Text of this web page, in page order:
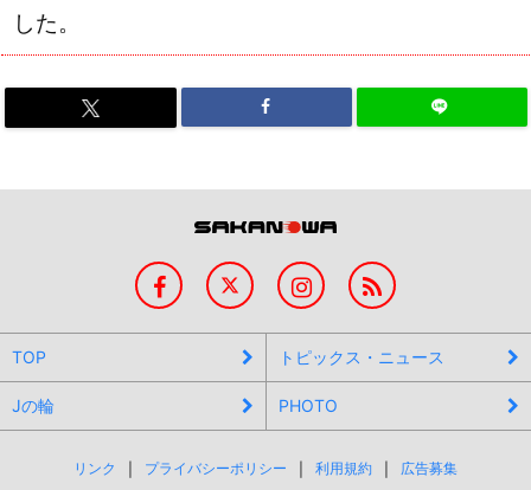
した。
TOP トピックス・ニュース
Jの輪 PHOTO
リンク プライバシーポリシー 利用規約
広告募集